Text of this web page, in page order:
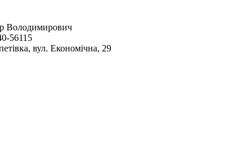
Володимирович
56115
вул. Економічна, 29